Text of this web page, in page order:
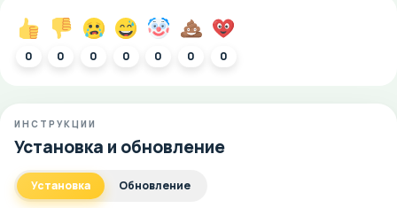
0 0 0 0 0 0 0
ИНСТРУКЦИИ
Установка и обновление
Установка Обновление